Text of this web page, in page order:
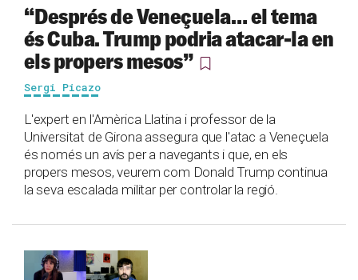
“Després de Veneçuela… el tema
és Cuba. Trump podria atacar-la en
els propers mesos”
Sergi Picazo
L'expert en l'Amèrica Llatina i professor de la
Universitat de Girona assegura que l'atac a Veneçuela
és només un avís per a navegants i que, en els
propers mesos, veurem com Donald Trump continua
la seva escalada militar per controlar la regió.